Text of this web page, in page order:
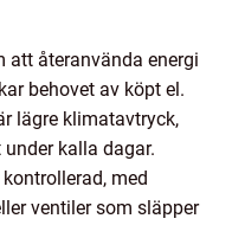
att återanvända energi
behovet av köpt el.
lägre klimatavtryck,
kalla dagar.
med
ventiler som släpper